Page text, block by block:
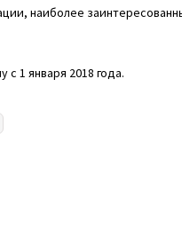
наиболее
с 1 января 2018 года.